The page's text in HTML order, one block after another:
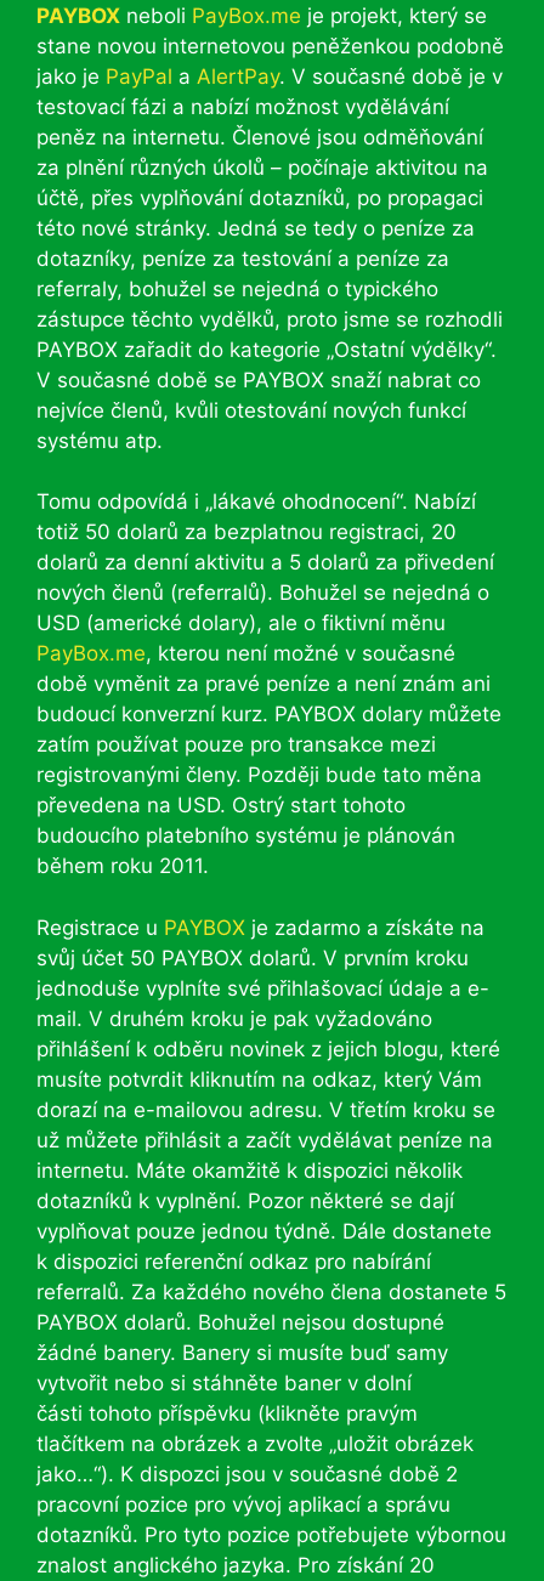
PAYBOX neboli PayBox.me je projekt, který se
stane novou internetovou peněženkou podobně
jako je PayPal a AlertPay. V současné době je v
testovací fázi a nabízí možnost vydělávání
peněz na internetu. Členové jsou odměňování
za plnění různých úkolů – počínaje aktivitou na
účtě, přes vyplňování dotazníků, po propagaci
této nové stránky. Jedná se tedy o peníze za
dotazníky, peníze za testování a peníze za
referraly, bohužel se nejedná o typického
zástupce těchto vydělků, proto jsme se rozhodli
PAYBOX zařadit do kategorie „Ostatní výdělky“.
V současné době se PAYBOX snaží nabrat co
nejvíce členů, kvůli otestování nových funkcí
systému atp.
Tomu odpovídá i „lákavé ohodnocení“. Nabízí
totiž 50 dolarů za bezplatnou registraci, 20
dolarů za denní aktivitu a 5 dolarů za přivedení
nových členů (referralů). Bohužel se nejedná o
USD (americké dolary), ale o fiktivní měnu
PayBox.me, kterou není možné v současné
době vyměnit za pravé peníze a není znám ani
budoucí konverzní kurz. PAYBOX dolary můžete
zatím používat pouze pro transakce mezi
registrovanými členy. Později bude tato měna
převedena na USD. Ostrý start tohoto
budoucího platebního systému je plánován
během roku 2011.
Registrace u PAYBOX je zadarmo a získáte na
svůj účet 50 PAYBOX dolarů. V prvním kroku
jednoduše vyplníte své přihlašovací údaje a e-
mail. V druhém kroku je pak vyžadováno
přihlášení k odběru novinek z jejich blogu, které
musíte potvrdit kliknutím na odkaz, který Vám
dorazí na e-mailovou adresu. V třetím kroku se
už můžete přihlásit a začít vydělávat peníze na
internetu. Máte okamžitě k dispozici několik
dotazníků k vyplnění. Pozor některé se dají
vyplňovat pouze jednou týdně. Dále dostanete
k dispozici referenční odkaz pro nabírání
referralů. Za každého nového člena dostanete 5
PAYBOX dolarů. Bohužel nejsou dostupné
žádné banery. Banery si musíte buď samy
vytvořit nebo si stáhněte baner v dolní
části tohoto příspěvku (klikněte pravým
tlačítkem na obrázek a zvolte „uložit obrázek
jako…“). K dispozci jsou v současné době 2
pracovní pozice pro vývoj aplikací a správu
dotazníků. Pro tyto pozice potřebujete výbornou
znalost anglického jazyka. Pro získání 20